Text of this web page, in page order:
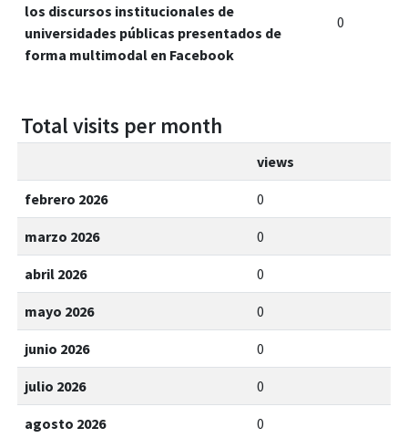
los discursos institucionales de
universidades públicas presentados de
forma multimodal en Facebook
0
Total visits per month
views
febrero 2026 0
marzo 2026 0
abril 2026 0
mayo 2026 0
junio 2026 0
julio 2026 0
agosto 2026 0